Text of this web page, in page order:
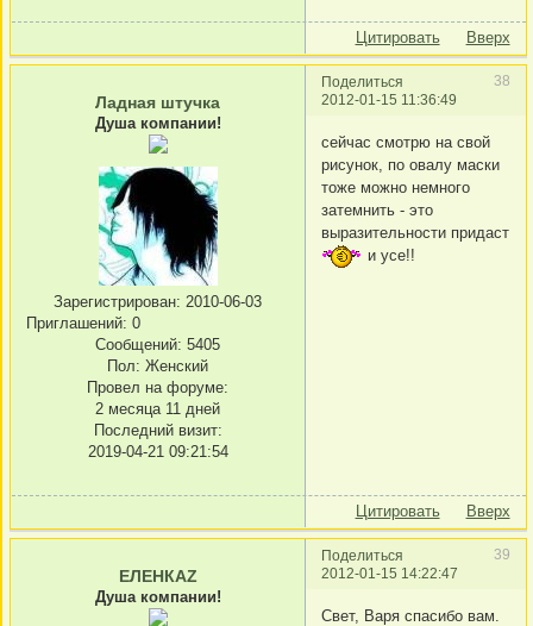
Цитировать Вверх
Поделиться
38
2012-01-15 11:36:49
Ладная штучка
Душа компании!
Зарегистрирован: 2010-06-03
Приглашений: 0
Сообщений: 5405
Пол: Женский
Провел на форуме:
2 месяца 11 дней
Последний визит:
2019-04-21 09:21:54
сейчас смотрю на свой
рисунок, по овалу маски
тоже можно немного
затемнить - это
выразительности придаст
и усе!!
Цитировать Вверх
Поделиться
39
2012-01-15 14:22:47
ЕЛЕНКАZ
Душа компании!
Свет, Варя спасибо вам.